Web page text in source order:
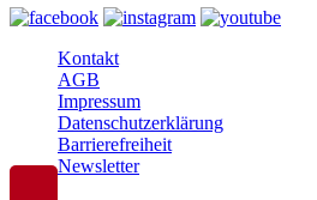
Kontakt
AGB
Impressum
Datenschutzerklärung
Barrierefreiheit
Newsletter